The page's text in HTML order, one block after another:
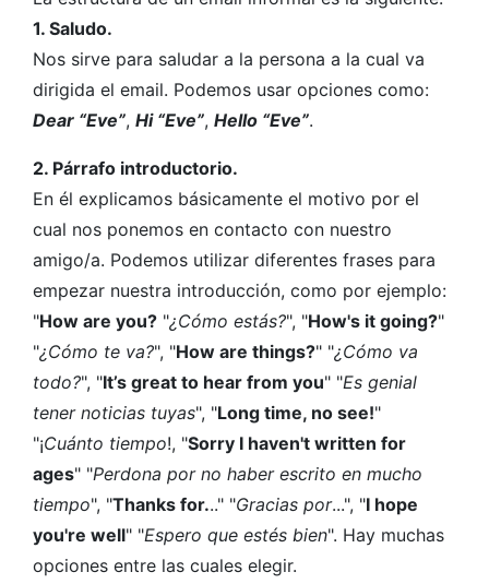
1. Saludo.
Nos sirve para saludar a la persona a la cual va
dirigida el email. Podemos usar opciones como:
Dear “Eve”, Hi “Eve”, Hello “Eve”.
2. Párrafo introductorio.
En él explicamos básicamente el motivo por el
cual nos ponemos en contacto con nuestro
amigo/a. Podemos utilizar diferentes frases para
empezar nuestra introducción, como por ejemplo:
"How are you? "¿Cómo estás?", "How's it going?"
"¿Cómo te va?", "How are things?" "¿Cómo va
todo?", "It’s great to hear from you" "Es genial
tener noticias tuyas", "Long time, no see!"
"¡Cuánto tiempo!, "Sorry I haven't written for
ages" "Perdona por no haber escrito en mucho
tiempo", "Thanks for..." "Gracias por...", "I hope
you're well" "Espero que estés bien". Hay muchas
opciones entre las cuales elegir.